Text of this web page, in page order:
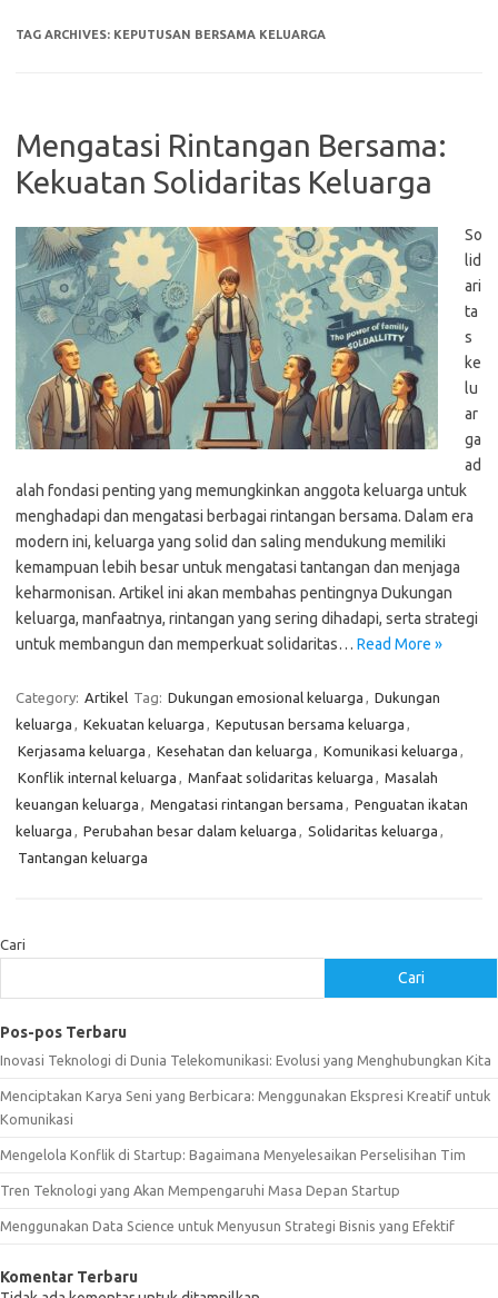
TAG ARCHIVES: KEPUTUSAN BERSAMA KELUARGA
Mengatasi Rintangan Bersama:
Kekuatan Solidaritas Keluarga
So
lid
ari
ta
s
ke
lu
ar
ga
ad
alah fondasi penting yang memungkinkan anggota keluarga untuk
menghadapi dan mengatasi berbagai rintangan bersama. Dalam era
modern ini, keluarga yang solid dan saling mendukung memiliki
kemampuan lebih besar untuk mengatasi tantangan dan menjaga
keharmonisan. Artikel ini akan membahas pentingnya Dukungan
keluarga, manfaatnya, rintangan yang sering dihadapi, serta strategi
untuk membangun dan memperkuat solidaritas… Read More »
Category: Artikel Tag: Dukungan emosional keluarga , Dukungan
keluarga , Kekuatan keluarga , Keputusan bersama keluarga ,
Kerjasama keluarga , Kesehatan dan keluarga , Komunikasi keluarga ,
Konflik internal keluarga , Manfaat solidaritas keluarga , Masalah
keuangan keluarga , Mengatasi rintangan bersama , Penguatan ikatan
keluarga , Perubahan besar dalam keluarga , Solidaritas keluarga ,
Tantangan keluarga
Cari
Cari
Pos-pos Terbaru
Inovasi Teknologi di Dunia Telekomunikasi: Evolusi yang Menghubungkan Kita
Menciptakan Karya Seni yang Berbicara: Menggunakan Ekspresi Kreatif untuk
Komunikasi
Mengelola Konflik di Startup: Bagaimana Menyelesaikan Perselisihan Tim
Tren Teknologi yang Akan Mempengaruhi Masa Depan Startup
Menggunakan Data Science untuk Menyusun Strategi Bisnis yang Efektif
Komentar Terbaru